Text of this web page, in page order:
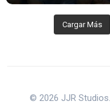
Cargar Más
© 2026 JJR